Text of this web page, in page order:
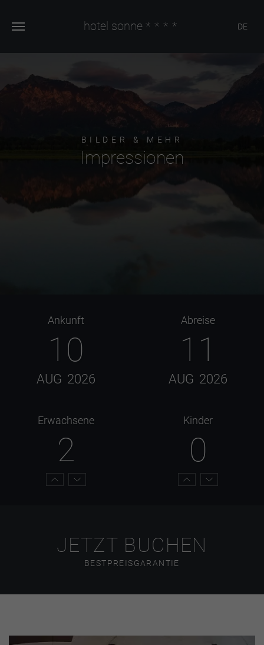
hotel sonne **** DE
BILDER & MEHR
Impressionen
Ankunft
10
AUG 2026
Abreise
11
AUG 2026
Erwachsene
2
Kinder
0
JETZT BUCHEN
BESTPREISGARANTIE